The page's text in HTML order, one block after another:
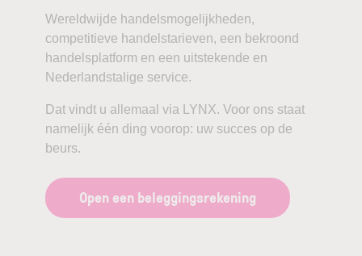
Wereldwijde handelsmogelijkheden,
competitieve handelstarieven, een bekroond
handelsplatform en een uitstekende en
Nederlandstalige service.
Dat vindt u allemaal via LYNX. Voor ons staat
namelijk één ding voorop: uw succes op de
beurs.
Open een beleggingsrekening